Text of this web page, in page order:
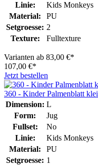
Linie:
Kids Monkeys
Material:
PU
Setgroesse: 2
Texture:
Fulltexture
Varianten ab 83,00 €*
107,00 €*
Jetzt bestellen
360 - Kinder Palmenblatt
Dimension: L
Form:
Jug
Fullset:
No
Linie:
Kids Monkeys
Material:
PU
Setgroesse: 1